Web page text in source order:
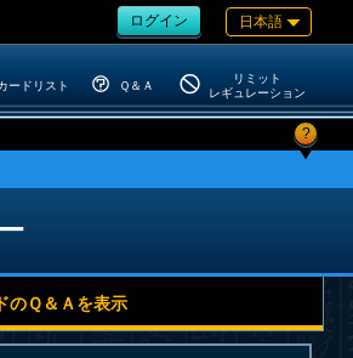
ログイン 日本語
ードリスト Ｑ＆Ａ
リミット
レギュレーション
?
のＱ＆Ａを表示